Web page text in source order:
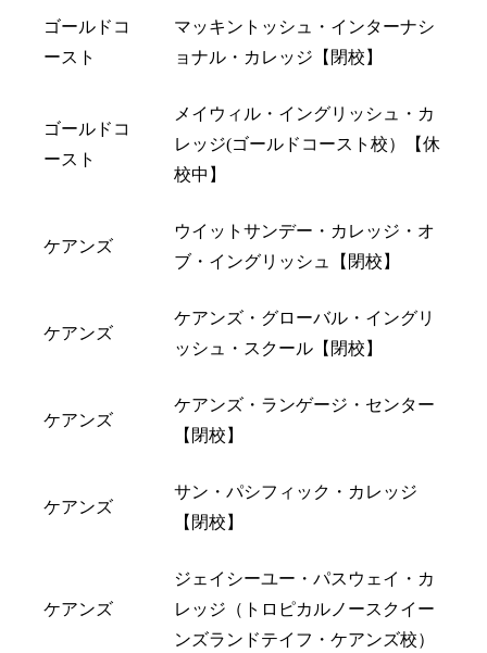
ゴールドコ
ースト
マッキントッシュ・インターナシ
ョナル・カレッジ【閉校】
ゴールドコ
ースト
メイウィル・イングリッシュ・カ
レッジ(ゴールドコースト校）【休
校中】
ケアンズ
ウイットサンデー・カレッジ・オ
ブ・イングリッシュ【閉校】
ケアンズ
ケアンズ・グローバル・イングリ
ッシュ・スクール【閉校】
ケアンズ
ケアンズ・ランゲージ・センター
【閉校】
ケアンズ
サン・パシフィック・カレッジ
【閉校】
ケアンズ
ジェイシーユー・パスウェイ・カ
レッジ（トロピカルノースクイー
ンズランドテイフ・ケアンズ校）